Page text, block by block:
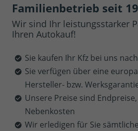
Familienbetrieb seit
Wir sind Ihr leistungsstarker
Ihren Autokauf!
Sie kaufen Ihr Kfz bei uns
Sie verfügen über eine
Hersteller- bzw.
Unsere Preise sind
Nebenkosten
Wir erledigen für Sie